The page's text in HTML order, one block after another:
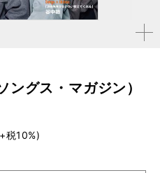
拡大す
グス・マガジン）
税10%)